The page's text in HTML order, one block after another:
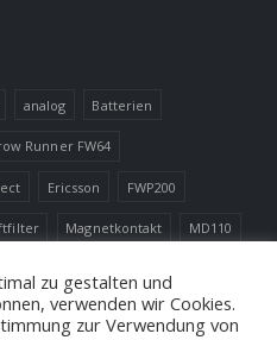
analog Batterien
Runner FW64
Ericsson FWP200
Magnetkontakt MD110
zu gestalten und
verwenden wir Cookies.
zur Verwendung von